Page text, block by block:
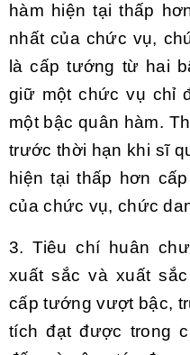
hàm hiện tại thấp
nhất của chức vụ,
là cấp tướng từ hai
giữ một chức vụ chỉ
một bậc quân hàm.
trước thời hạn khi sĩ
hiện tại thấp hơn
của chức vụ, chức
3. Tiêu chí huân
xuất sắc và xuất
cấp tướng vượt bậc,
tích đạt được trong